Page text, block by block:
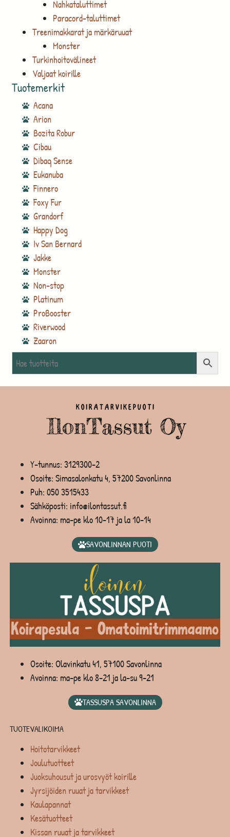
Nahkataluttimet
Paracord-taluttimet
Treenimakkarat ja märkäruuat
Monster
Turkinhoitovälineet
Valjaat koirille
Tuotemerkit
Acana
Arion
Bozita Robur
Cibau
Dibaq Sense
Eukanuba
Finnero
Foxy Fur
Grandorf
Happy Dog
Iv San Bernard
Jakke
Monster
Non-stop
Platinum
ProBooster
Riverwood
Zaaron
Y-tunnus: 3129300-2
Osoite: Simasalonkatu 4, 57200 Savonlinna
Puh: 050 3515433
Sähköposti: info@ilontassut.fi
Avoinna: ma-pe klo 10-17 ja la 10-14
SAVONLINNAN PUOTI
Osoite: Olavinkatu 41, 57100 Savonlinna
Avoinna: ma-pe klo 8-21 ja la-su 9-21
TASSUSPA SAVONLINNA
TUOTEVALIKOIMA
Hoitotarvikkeet
Joulutuotteet
Juoksuhousut ja urosvyöt koirille
Jyrsijöiden ruuat ja tarvikkeet
Kaulapannat
Kesätuotteet
Kissan ruuat ja tarvikkeet